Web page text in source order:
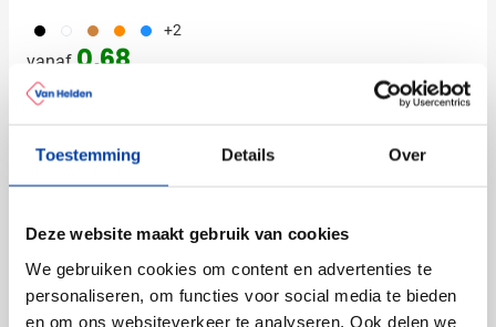
Toestemming Details Over
Deze website maakt gebruik van cookies
We gebruiken cookies om content en advertenties te
personaliseren, om functies voor social media te bieden
en om ons websiteverkeer te analyseren. Ook delen we
001 002 090 007 018 +2
vanaf 0,68
011 002
vanaf 0,79
Full color bedrukking mogelijk
Bekijk